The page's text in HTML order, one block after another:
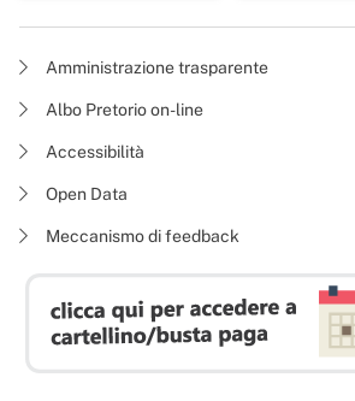
Amministrazione trasparente
Albo Pretorio on-line
Accessibilità
Open Data
Meccanismo di feedback